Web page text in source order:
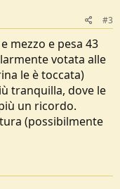
#3
mezzo e pesa 43
votata alle
le è toccata)
tranquilla, dove le
un ricordo.
(possibilmente